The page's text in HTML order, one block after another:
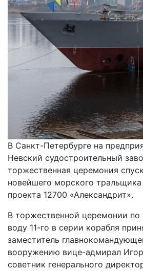
В Санкт-Петербурге на
Невский судостроительный
торжественная церемония
новейшего морского
проекта 12700 «Александрит».
В торжественной церемонии по
воду 11-го в серии корабля
заместитель
вооружению вице-адмирал
советник генерального